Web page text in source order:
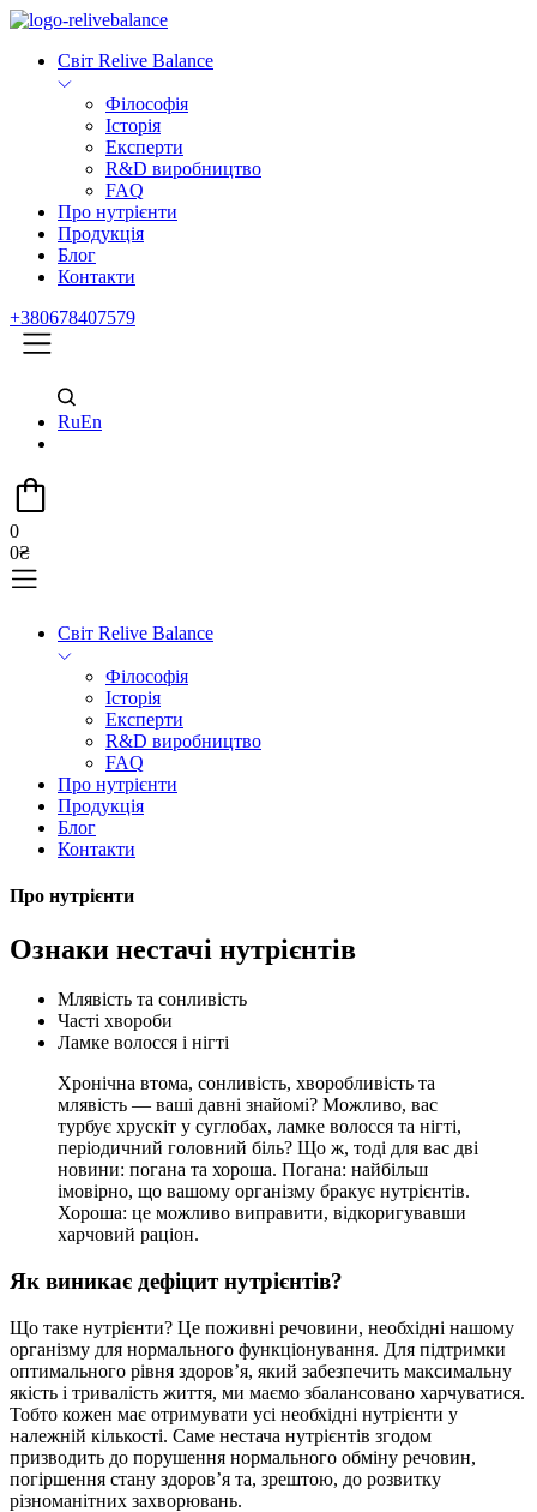
Світ Relive Balance
Філософія
Історія
Експерти
R&D виробництво
FAQ
Про нутрієнти
Продукція
Блог
Контакти
+380678407579
RuEn
0
0₴
Світ Relive Balance
Філософія
Історія
Експерти
R&D виробництво
FAQ
Про нутрієнти
Продукція
Блог
Контакти
Про нутрієнти
Ознаки нестачі нутрієнтів
Млявість та сонливість
Часті хвороби
Ламке волосся і нігті
Хронічна втома, сонливість, хворобливість та
млявість — ваші давні знайомі? Можливо, вас
турбує хрускіт у суглобах, ламке волосся та нігті,
періодичний головний біль? Що ж, тоді для вас дві
новини: погана та хороша. Погана: найбільш
імовірно, що вашому організму бракує нутрієнтів.
Хороша: це можливо виправити, відкоригувавши
харчовий раціон.
Як виникає дефіцит нутрієнтів?
Що таке нутрієнти? Це поживні речовини, необхідні нашому
організму для нормального функціонування. Для підтримки
оптимального рівня здоров’я, який забезпечить максимальну
якість і тривалість життя, ми маємо збалансовано харчуватися.
Тобто кожен має отримувати усі необхідні нутрієнти у
належній кількості. Саме нестача нутрієнтів згодом
призводить до порушення нормального обміну речовин,
погіршення стану здоров’я та, зрештою, до розвитку
різноманітних захворювань.